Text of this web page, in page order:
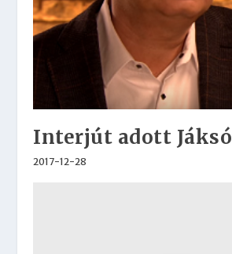
Interjút adott Jáksó
2017-12-28